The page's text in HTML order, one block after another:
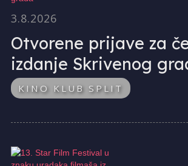
3.8.2026
Otvorene prijave za
izdanje Skrivenog
KINO KLUB SPLIT